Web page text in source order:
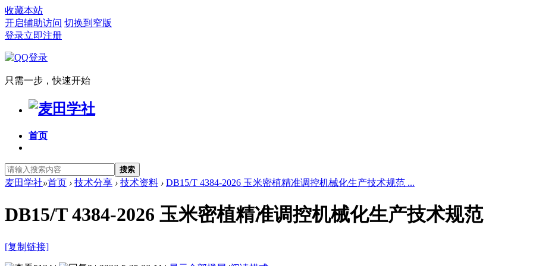
收藏本站
开启辅助访问 切换到窄版
登录立即注册
只需一步，快速开始
首页
搜索
麦田学社»首页 › 技术分享 › 技术资料 › DB15/T 4384-2026 玉米密植精准调控机械化生产技术规范 ...
DB15/T 4384-2026 玉米密植精准调控机械化生产技术规范
[复制链接]